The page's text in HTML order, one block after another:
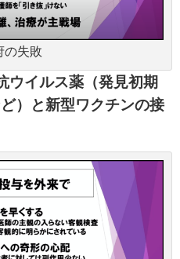
の失敗
ウイルス薬（発見初期
）と新型ワクチンの接